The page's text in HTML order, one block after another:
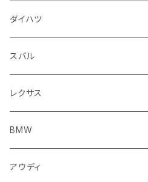
ボルボ
ジャガー
プジョー
ランドローバー
ルノー
ジープ
ボルボ
ジャガー
キャデラック
シボレー
アウディ
ベントレー
BMW
キャデラック
シボレー
トランクリッド
ダッシュボード
センタークラスター
グローブボックス
シフトレバー
モトグッツイ
アプリリア
KTM
プジョー
ハスクバーナ
ウインカー
サスペンション
ホイール
駆動系
クラッチ
クラッチホース
フレーム
ライト系
タンク系
キャブレター
シートカバー
外装系
タイヤ回り系
エンジン回り
ミラー
フェンダー周り
フロントガラス回り
サイドミラー
ライト系
エンジン系部品
ウォッシャージェット
フェンダー周り
運転席周り
アームレスト
バイク 排気系
マフラー
サイドミラー
バイク ハンドル系
ボンネット回り
フェンダー周り
フロントガラス回り
リアガラス回り
ライト系
フロアマット
キーホルダー
フロントガラス回り
ワイパー
足回り系
フェンダー
バンパー
ダイハツ
フロアマット
フロントガラス回り
ワイパー
運転席周り
足回り
スバル
フロアマット
フロントガラス回り
ワイパー
その他
レクサス
フロアマット
トランクマット
BMW
フロアマット
アウディ